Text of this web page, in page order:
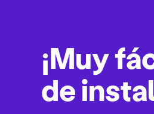
¡Muy
de